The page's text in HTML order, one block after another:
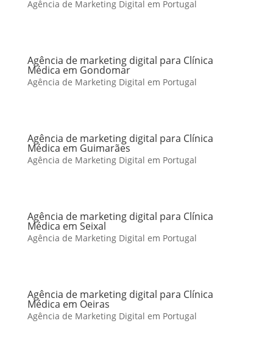
Agência de Marketing Digital em Portugal
Agência de marketing digital para Clínica
Médica em Gondomar
Agência de Marketing Digital em Portugal
Agência de marketing digital para Clínica
Médica em Guimarães
Agência de Marketing Digital em Portugal
Agência de marketing digital para Clínica
Médica em Seixal
Agência de Marketing Digital em Portugal
Agência de marketing digital para Clínica
Médica em Oeiras
Agência de Marketing Digital em Portugal